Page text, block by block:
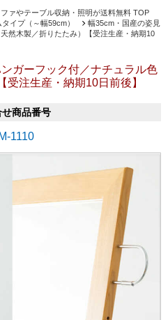
ァやテーブル収納・照明が送料無料 TOP
タイプ（～幅59cm）
幅35cm・国産の姿見
然木製／折りたたみ）【受注生産・納期10
ガーフック付／ナチュラル色
受注生産・納期10日前後】
せ商品番号
1110